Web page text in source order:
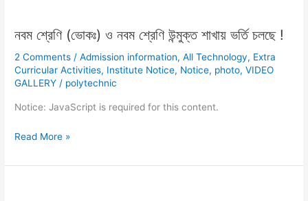
নবম শ্রেণি (ভোকঃ) ও নবম শ্রেণি উন্মুক্ত শাখায় ভর্তি চলছে !
2 Comments /Admission information,All Technology, Extra
Curricular Activities, Institute Notice, Notice, photo,VIDEO
GALLERY / polytechnic
Notice: JavaScript is required for this content.
(ভোকঃ)
নবম
শ্রেণি
শাখায়
চলছে
Read More »